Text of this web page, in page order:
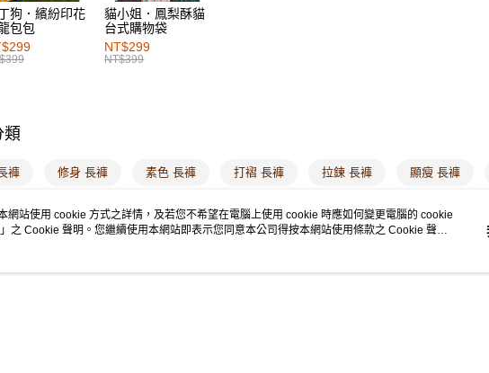
每筆NT$60，滿
海外配送-其他亞洲地區
海外配送-歐美地區
狗．繽紛印花
包包
貓小姐．鳳梨酥貓
台式購物袋
NT$299
NT$399
類
褲 修身 長褲 素色 長褲 打褶 長褲 拉鍊 長褲 顯瘦 長褲
鍊 顯瘦 舒適
網站使用 cookie 方式之詳情，及若您不希望在電腦上使用 cookie 時應如何變更電腦的 cookie
」之 Cookie 聲明。您繼續使用本網站即表示您同意本公司得按本網站使用條款之 Cookie 聲明